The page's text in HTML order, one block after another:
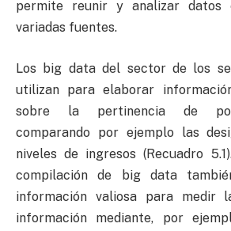
permite reunir y analizar datos
variadas fuentes.
Los big data del sector de los
utilizan para elaborar
sobre la pertinencia de
comparando por ejemplo las
niveles de ingresos (Recuadro
compilación de big data
información valiosa para medir
información mediante, por